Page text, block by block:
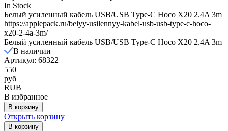
In Stock
Белый усиленный кабель USB/USB Type-C Hoco X20 2.4A 3m
https://applepack.ru/belyy-usilennyy-kabel-usb-usb-type-c-hoco-
x20-2-4a-3m/
Белый усиленный кабель USB/USB Type-C Hoco X20 2.4A 3m
В наличии
Артикул: 68322
550
руб
RUB
В избранное
В корзину
Открыть корзину
В корзину